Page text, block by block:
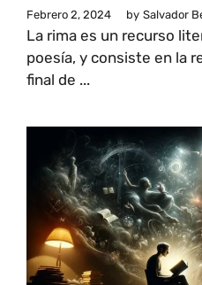
Febrero 2, 2024 by Salvador
La rima es un recurso
poesía, y consiste en la
final de ...